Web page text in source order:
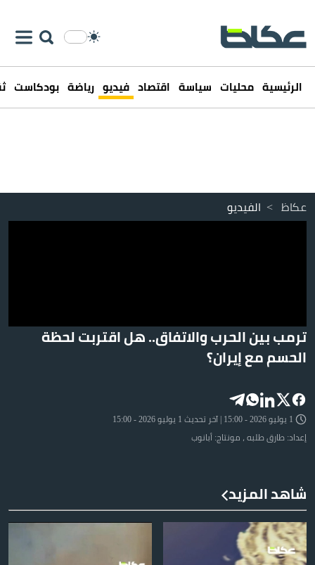
الرئيسية محليات سياسة اقتصاد فيديو رياضة بودكاست
عكاظ > الفيديو
ترمب بين الحرب والاتفاق.. هل اقتربت لحظة
الحسم مع إيران؟
إعداد: طارق طلبه ، مونتاج: أبانوب
شاهد المزيد